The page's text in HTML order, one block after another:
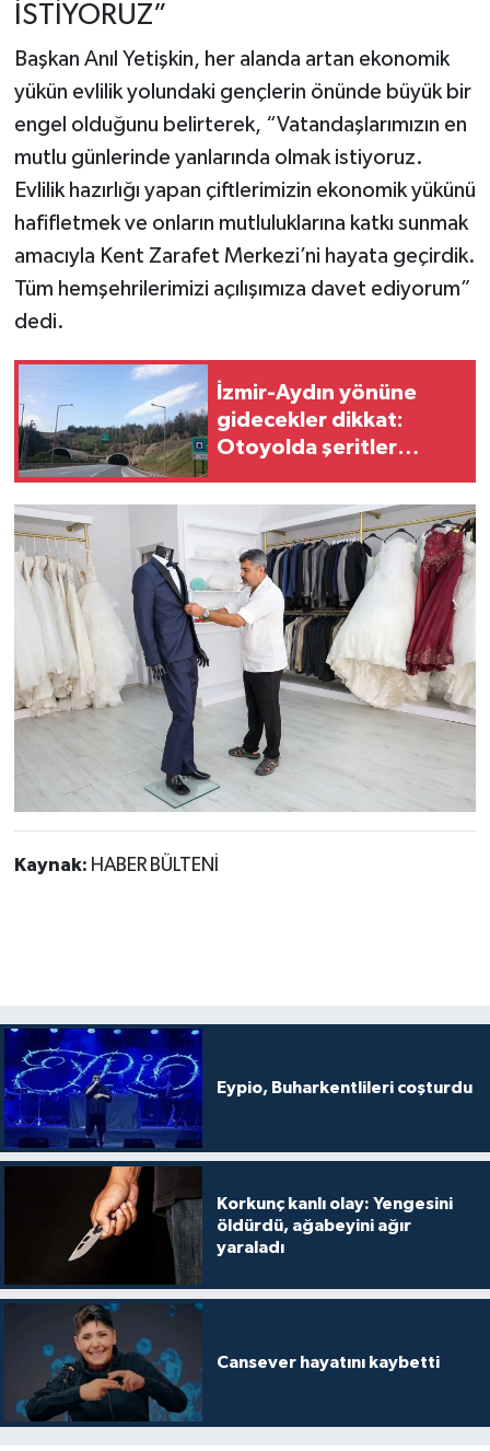
İSTİYORUZ”
Başkan Anıl Yetişkin, her alanda artan ekonomik
yükün evlilik yolundaki gençlerin önünde büyük bir
engel olduğunu belirterek, “Vatandaşlarımızın en
mutlu günlerinde yanlarında olmak istiyoruz.
Evlilik hazırlığı yapan çiftlerimizin ekonomik yükünü
hafifletmek ve onların mutluluklarına katkı sunmak
amacıyla Kent Zarafet Merkezi’ni hayata geçirdik.
Tüm hemşehrilerimizi açılışımıza davet ediyorum”
dedi.
İzmir-Aydın yönüne
gidecekler dikkat:
Otoyolda şeritler
Kaynak: HABER BÜLTENİ
Eypio, Buharkentlileri coşturdu
Korkunç kanlı olay: Yengesini
öldürdü, ağabeyini ağır
yaraladı
Cansever hayatını kaybetti